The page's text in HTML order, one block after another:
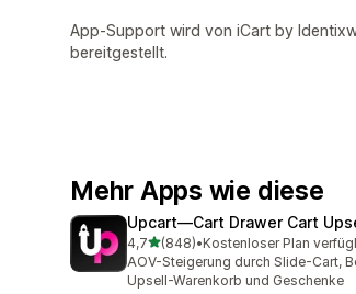
App-Support wird von iCart by
bereitgestellt.
Mehr Apps wie diese
Upcart—Cart Drawer Cart
4,7von 5 Sternen
(848)
848 Rezensionen insgesamt
•Kostenloser Plan
AOV-Steigerung durch Slide-Cart,
Upsell-Warenkorb und Geschenke